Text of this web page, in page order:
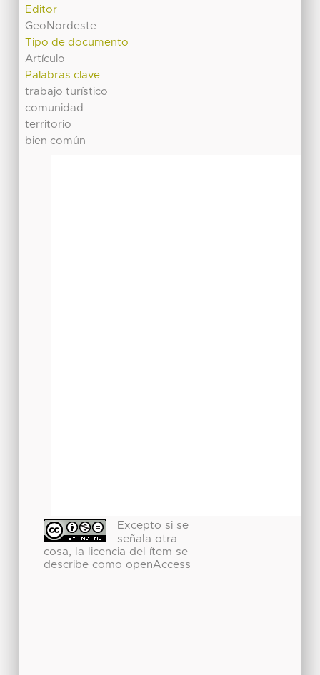
Editor
GeoNordeste
Tipo de documento
Artículo
Palabras clave
trabajo turístico
comunidad
territorio
bien común
Excepto si se
señala otra
cosa, la licencia del ítem se
describe como openAccess